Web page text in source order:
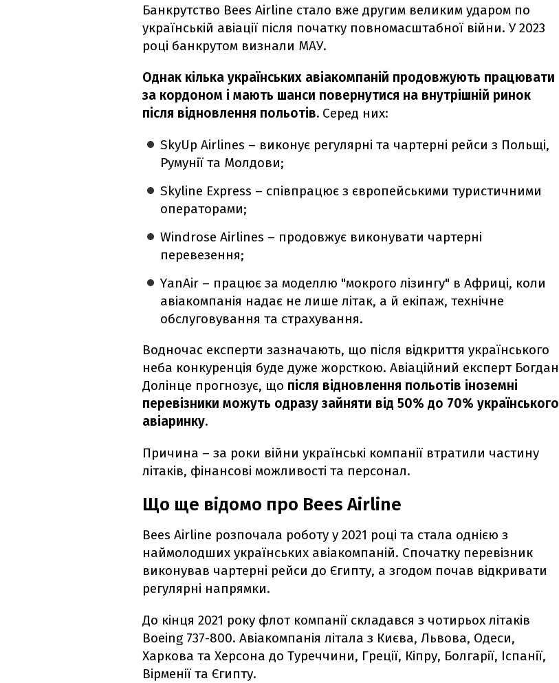
Банкрутство Bees Airline стало вже другим великим ударом по
українській авіації після початку повномасштабної війни. У 2023
році банкрутом визнали МАУ.
Однак кілька українських авіакомпаній продовжують працювати
за кордоном і мають шанси повернутися на внутрішній ринок
після відновлення польотів. Серед них:
SkyUp Airlines – виконує регулярні та чартерні рейси з Польщі,
Румунії та Молдови;
Skyline Express – співпрацює з європейськими туристичними
операторами;
Windrose Airlines – продовжує виконувати чартерні
перевезення;
YanAir – працює за моделлю "мокрого лізингу" в Африці, коли
авіакомпанія надає не лише літак, а й екіпаж, технічне
обслуговування та страхування.
Водночас експерти зазначають, що після відкриття українського
неба конкуренція буде дуже жорсткою. Авіаційний експерт Богдан
Долінце прогнозує, що після відновлення польотів іноземні
перевізники можуть одразу зайняти від 50% до 70% українського
авіаринку.
Причина – за роки війни українські компанії втратили частину
літаків, фінансові можливості та персонал.
Що ще відомо про Bees Airline
Bees Airline розпочала роботу у 2021 році та стала однією з
наймолодших українських авіакомпаній. Спочатку перевізник
виконував чартерні рейси до Єгипту, а згодом почав відкривати
регулярні напрямки.
До кінця 2021 року флот компанії складався з чотирьох літаків
Boeing 737-800. Авіакомпанія літала з Києва, Львова, Одеси,
Харкова та Херсона до Туреччини, Греції, Кіпру, Болгарії, Іспанії,
Вірменії та Єгипту.